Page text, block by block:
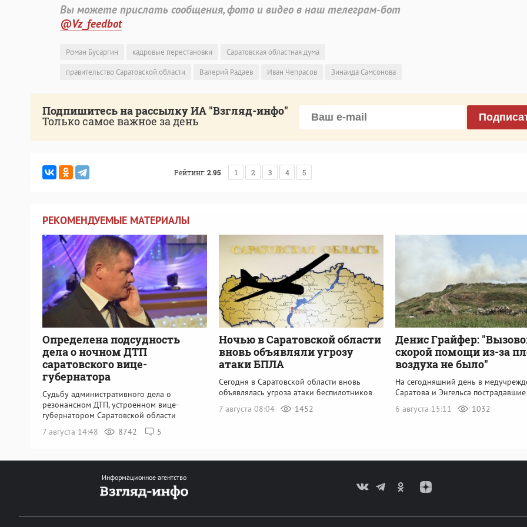
Вы можете прислать сообщения, фото и видео в наш телеграм-бот
@Vz_feedbot
Роман Бусаргин кадровые перестановки
Саратовская областная дума
правительство Саратовской области
Валерий Радаев Иван Чепрасов Зинаида Самсонова
Подпишитесь на рассылку ИА "Взгляд-инфо"
Только самое важное за день
Рейтинг:2.95 1 2 3 4 5
РЕКОМЕНДУЕМЫЕ МАТЕРИАЛЫ
Определена подсудность
дела о ночном ДТП
саратовского вице-
губернатора
Судьбу административного дела о
резонансном ДТП, устроенном вице-
губернатором Саратовской области
7 августа 14:48
8742 5
Ночью в Саратовской области
вновь объявляли угрозу
атаки БПЛА
Сегодня в Саратовской области вновь
объявлялась угроза атаки беспилотников
7 августа 08:04
1452
Денис Грайфер:
скорой помощи из-за
воздуха не было"
На сегодняшний день в
Саратова и Энгельса
6 августа 15:11
1032
Информационное агентство